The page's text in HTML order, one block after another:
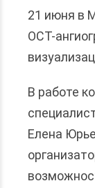
21 июня в
ОСТ-
В работе
Елена